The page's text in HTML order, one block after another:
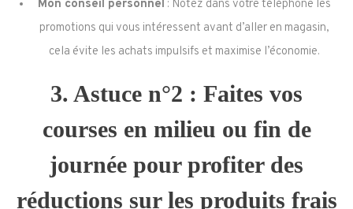
Mon conseil personnel : Notez dans votre téléphone les
promotions qui vous intéressent avant d’aller en magasin,
cela évite les achats impulsifs et maximise l’économie.
3. Astuce n°2 : Faites vos
courses en milieu ou fin de
journée pour profiter des
réductions sur les produits frais